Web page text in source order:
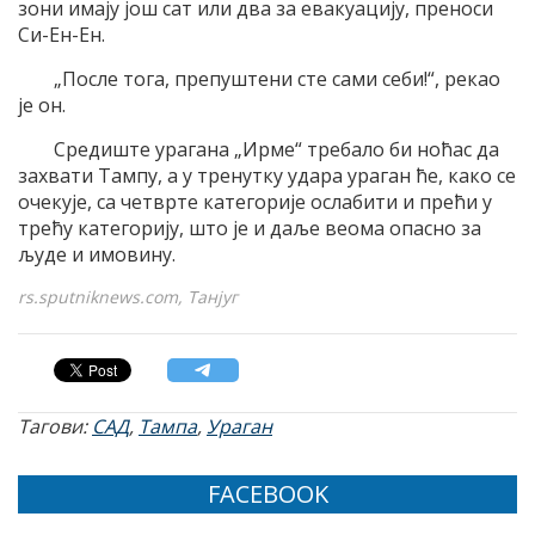
зони имају још сат или два за евакуацију, преноси
Си-Ен-Ен.
„После тога, препуштени сте сами себи!“, рекао
је он.
Средиште урагана „Ирме“ требало би ноћас да
захвати Тампу, а у тренутку удара ураган ће, како се
очекује, са четврте категорије ослабити и прећи у
трећу категорију, што је и даље веома опасно за
људе и имовину.
rs.sputniknews.com, Танјуг
Тагови: САД, Тампа,Ураган
FACEBOOK